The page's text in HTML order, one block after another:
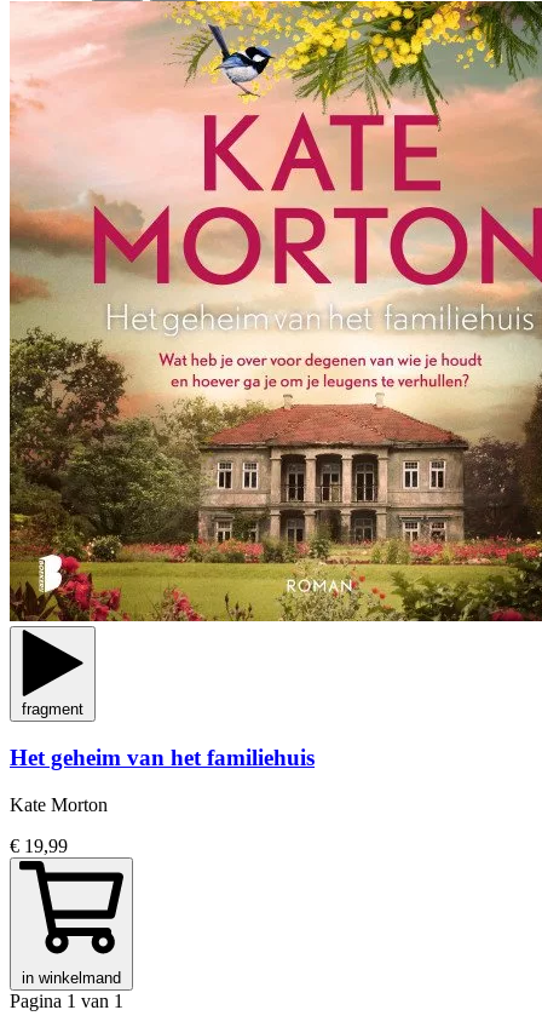
fragment
Het geheim van het familiehuis
Kate Morton
€ 19,99
in winkelmand
Pagina 1 van 1